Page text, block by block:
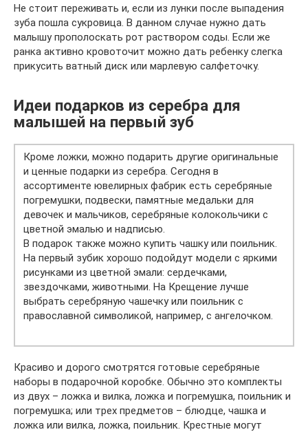
Не стоит переживать и, если из лунки после выпадения
зуба пошла сукровица. В данном случае нужно дать
малышу прополоскать рот раствором соды. Если же
ранка активно кровоточит можно дать ребенку слегка
прикусить ватный диск или марлевую салфеточку.
Идеи подарков из серебра для
малышей на первый зуб
Кроме ложки, можно подарить другие оригинальные
и ценные подарки из серебра. Сегодня в
ассортименте ювелирных фабрик есть серебряные
погремушки, подвески, памятные медальки для
девочек и мальчиков, серебряные колокольчики с
цветной эмалью и надписью.
В подарок также можно купить чашку или поильник.
На первый зубик хорошо подойдут модели с яркими
рисунками из цветной эмали: сердечками,
звездочками, животными. На Крещение лучше
выбрать серебряную чашечку или поильник с
православной символикой, например, с ангелочком.
Красиво и дорого смотрятся готовые серебряные
наборы в подарочной коробке. Обычно это комплекты
из двух – ложка и вилка, ложка и погремушка, поильник и
погремушка; или трех предметов – блюдце, чашка и
ложка или вилка, ложка, поильник. Крестные могут